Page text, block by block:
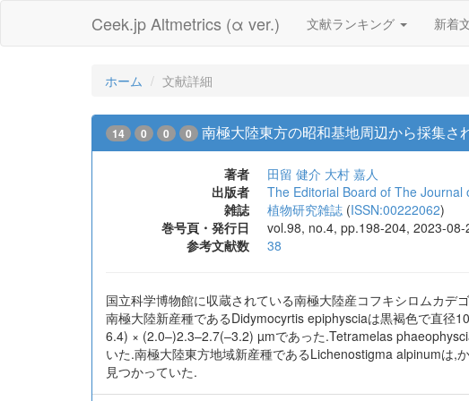
Ceek.jp Altmetrics (α ver.) 文献ランキング 新着
ホーム 文献詳細
14 0 0 0 南極大陸東方の昭和基地周辺から採集
著者 田留 健介 大村 嘉人
出版者
The Editorial Board of The Journal
雑誌
植物研究雑誌 (ISSN:00222062)
巻号頁・発行日
vol.98, no.4, pp.198-204, 2023-
参考文献数
38
国立科学博物館に収蔵されている南極大陸産コフキシロムカ
南極大陸新産種であるDidymocyrtis epiphysciaは黒褐色で直径
6.4) × (2.0–)2.3–2.7(–3.2) µmであった.Tetramelas
いた.南極大陸東方地域新産種であるLichenostigma alpinumは,
見つかっていた.